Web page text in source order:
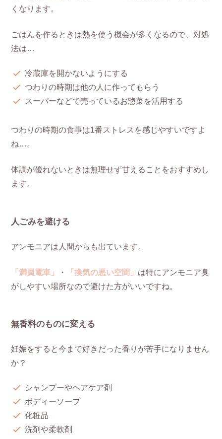
くなります。
ごはんを作るときは熱を使う機会が多くなるので、対処
法は…
冷蔵庫を開かないようにする
つわりの時期は他の人に作ってもらう
スーパーなどで売っているお惣菜を活用する
つわりの時期の食事は1番ストレスを感じやすいですよ
ね…。
体調が優れないときは無理せず甘えることをおすすめし
ます。
人ごみを避ける
アンモニアは人間からも出ています。
「満員電車」 ・ 「換気の悪い空間」 は特にアンモニア臭
がしやすい場所なので避けた方がいいですね。
無香料のものに変える
妊娠をすると今まで好きだった香りが苦手になりません
か？
シャンプーやヘアケア剤
ボディーソープ
化粧品
洗剤や柔軟剤